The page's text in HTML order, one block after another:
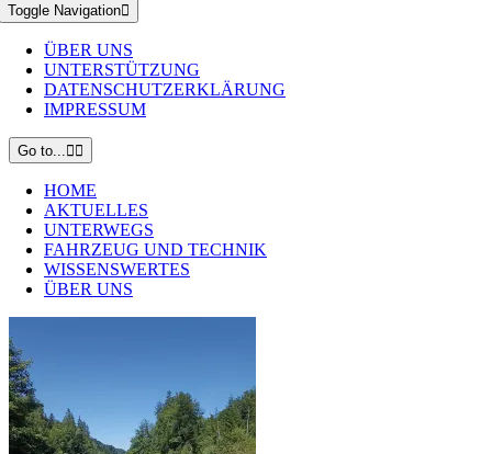
Toggle Navigation
ÜBER UNS
UNTERSTÜTZUNG
DATENSCHUTZERKLÄRUNG
IMPRESSUM
Go to...
HOME
AKTUELLES
UNTERWEGS
FAHRZEUG UND TECHNIK
WISSENSWERTES
ÜBER UNS